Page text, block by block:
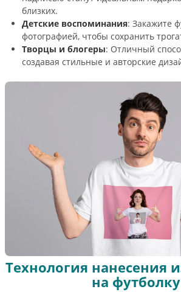
близких.
Детские воспоминания: Закажите
фотографией, чтобы сохранить
Творцы и блогеры: Отличный
создавая стильные и авторские
Технология нанесения
на футболку